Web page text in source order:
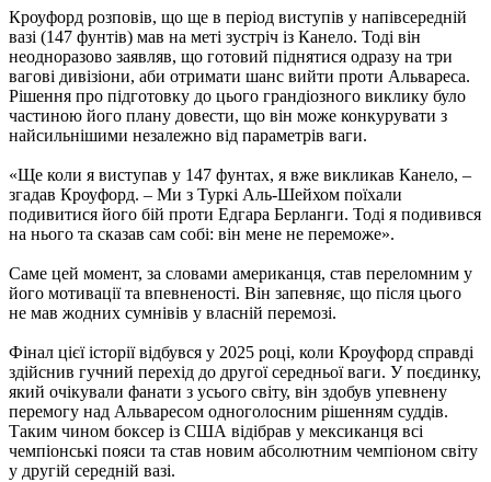
Кроуфорд розповів, що ще в період виступів у напівсередній
вазі (147 фунтів) мав на меті зустріч із Канело. Тоді він
неодноразово заявляв, що готовий піднятися одразу на три
вагові дивізіони, аби отримати шанс вийти проти Альвареса.
Рішення про підготовку до цього грандіозного виклику було
частиною його плану довести, що він може конкурувати з
найсильнішими незалежно від параметрів ваги.
«Ще коли я виступав у 147 фунтах, я вже викликав Канело, –
згадав Кроуфорд. – Ми з Туркі Аль-Шейхом поїхали
подивитися його бій проти Едгара Берланги. Тоді я подивився
на нього та сказав сам собі: він мене не переможе».
Саме цей момент, за словами американця, став переломним у
його мотивації та впевненості. Він запевняє, що після цього
не мав жодних сумнівів у власній перемозі.
Фінал цієї історії відбувся у 2025 році, коли Кроуфорд справді
здійснив гучний перехід до другої середньої ваги. У поєдинку,
який очікували фанати з усього світу, він здобув упевнену
перемогу над Альваресом одноголосним рішенням суддів.
Таким чином боксер із США відібрав у мексиканця всі
чемпіонські пояси та став новим абсолютним чемпіоном світу
у другій середній вазі.